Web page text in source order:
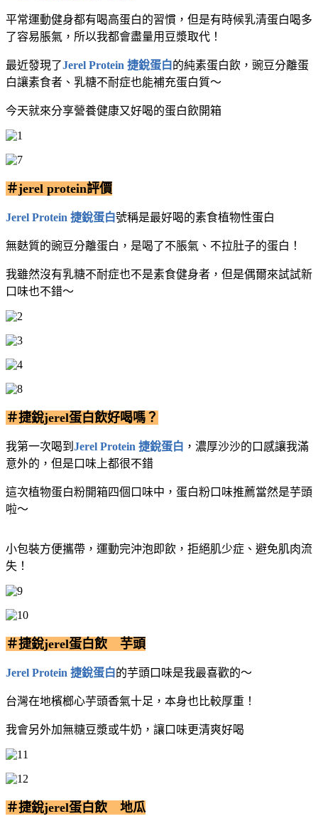
平常運動健身都有喝高蛋白的習慣，但是有時候乳清蛋白喝多
了容易脹氣，所以我都會盡量用豆漿取代！
最近發現了Jerel Protein 捷銳蛋白的純素蛋白飲，豌豆分離蛋
白讓素食者、乳糖不耐症也能補充蛋白質～
今天就來分享營養健康又好喝的蛋白飲開箱
＃jerel protein評價
Jerel Protein 捷銳蛋白號稱是最好喝的素食植物性蛋白
無麩質的豌豆分離蛋白，是喝了不脹氣、不拉肚子的蛋白！
我雖然沒有乳糖不耐症也不是素食健身者，但是偶爾來試試新
口味也不錯～
＃捷銳jerel蛋白飲好喝嗎？
我第一次喝到 Jerel Protein 捷銳蛋白 ，濃厚沙沙的口感讓我滿
意外的，但是口味上都很不錯
這次植物蛋白粉開箱四個口味中，蛋白粉口味推薦當然是芋頭
啦～
小包裝方便攜帶，運動完沖泡即飲，拒絕肌少症、避免肌肉流
失！
＃捷銳jerel蛋白飲 芋頭
Jerel Protein 捷銳蛋白的芋頭口味是我最喜歡的～
台灣在地檳榔心芋頭香氣十足，本身也比較厚重！
我會另外加無糖豆漿或牛奶，讓口味更清爽好喝
＃捷銳jerel蛋白飲 地瓜